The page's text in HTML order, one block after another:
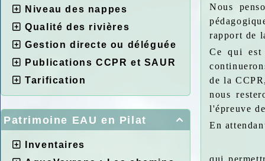
Niveau des nappes
Qualité des rivières
Gestion directe ou déléguée
Publications CCPR et SAUR
Tarification

Patrimoine EAU en Pilat
Inventaires
Nous
rapport de
Ce qui
de la
nous
l'épreuve
En
qui